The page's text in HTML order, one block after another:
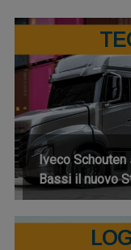
Iveco
Bassi il nuovo